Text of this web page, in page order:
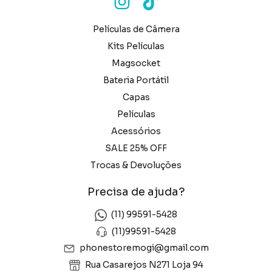
Películas de Câmera
Kits Películas
Magsocket
Bateria Portátil
Capas
Películas
Acessórios
SALE 25% OFF
Trocas & Devoluções
Precisa de ajuda?
(11) 99591-5428
(11)99591-5428
phonestoremogi@gmail.com
Rua Casarejos N271 Loja 94